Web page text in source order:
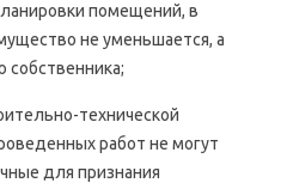
помещений, в
не уменьшается, а
технической
работ не могут
для признания